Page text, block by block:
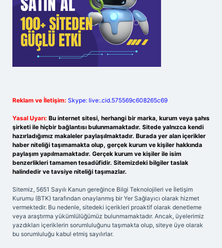
Reklam ve İletişim: Skype: live:.cid.575569c608265c69
Yasal Uyarı: Bu internet sitesi, herhangi bir marka, kurum veya şahıs
şirketi ile hiçbir bağlantısı bulunmamaktadır. Sitede yalnızca kendi
hazırladığımız makaleler paylaşılmaktadır. Burada yer alan içerikler
haber niteliği taşımamakta olup, gerçek kurum ve kişiler hakkında
paylaşım yapılmamaktadır. Gerçek kurum ve kişiler ile isim
benzerlikleri tamamen tesadüfidir. Sitemizdeki bilgiler taslak
halindedir ve tavsiye niteliği taşımazlar.
Sitemiz, 5651 Sayılı Kanun gereğince Bilgi Teknolojileri ve İletişim
Kurumu (BTK) tarafından onaylanmış bir Yer Sağlayıcı olarak hizmet
vermektedir. Bu nedenle, sitedeki içerikleri proaktif olarak denetleme
veya araştırma yükümlülüğümüz bulunmamaktadır. Ancak, üyelerimiz
yazdıkları içeriklerin sorumluluğunu taşımakta olup, siteye üye olarak
bu sorumluluğu kabul etmiş sayılırlar.